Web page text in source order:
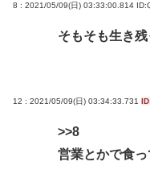
8 : 2021/05/09(日) 03:33:00.814
そもそも生き
12 : 2021/05/09(日) 03:34:33.731
>>8
営業とかで食